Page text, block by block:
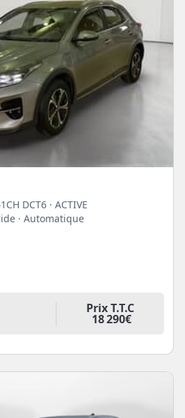
DCT6 · ACTIVE
· Automatique
Prix T.T.C
18 290€